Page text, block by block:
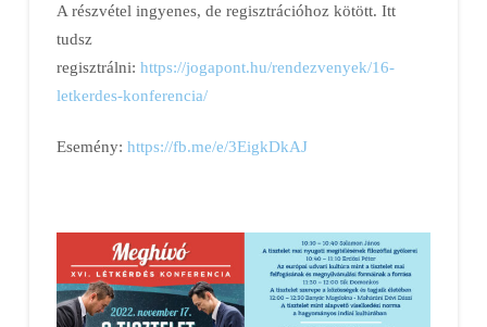
A részvétel ingyenes, de regisztrációhoz kötött. Itt
tudsz
regisztrálni: https://jogapont.hu/rendezvenyek/16-
letkerdes-konferencia/
Esemény: https://fb.me/e/3EigkDkAJ